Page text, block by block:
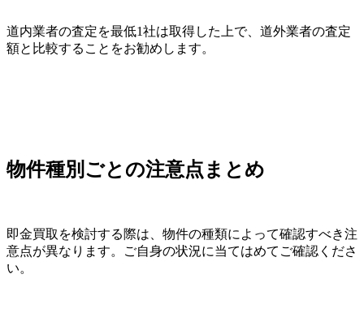
道内業者の査定を最低1社は取得した上で、道外業者の査定
額と比較することをお勧めします。
物件種別ごとの注意点まとめ
即金買取を検討する際は、物件の種類によって確認すべき注
意点が異なります。ご自身の状況に当てはめてご確認くださ
い。